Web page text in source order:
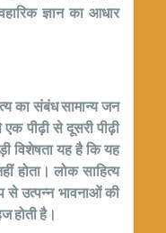
ज्ञान का आधार
का संबंध सामान्य जन
पीढ़ी से दूसरी पीढ़ी
विशेषता यह है कि यह
होता। लोक साहित्य
से उत्पन्न भावनाओं की
होती है।